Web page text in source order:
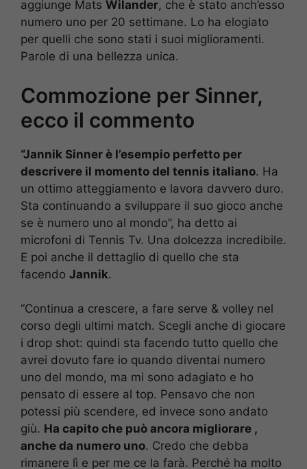
aggiunge Mats Wilander, che è stato anch’esso
numero uno per 20 settimane. Lo ha elogiato
per quelli che sono stati i suoi miglioramenti.
Parole di una bellezza unica.
Commozione per Sinner,
ecco il commento
“Jannik Sinner è l’esempio perfetto per
descrivere il momento del tennis italiano. Ha
un ottimo atteggiamento e lavora davvero duro.
Sta continuando a sviluppare il suo gioco anche
se è numero uno al mondo”, ha detto ai
microfoni di Tennis Tv. Una dolcezza incredibile.
E poi anche il dettaglio di quello che sta
facendo Jannik.
“Continua a crescere, a fare serve & volley nel
corso degli ultimi match. Scegli anche di giocare
i drop shot: quindi sta facendo tutto quello che
avrei dovuto fare io quando diventai numero
uno del mondo, ma mi sono adagiato e ho
pensato di essere al top. Pensavo che non
potessi più scendere, ed invece sono andato
giù. Ha capito che può ancora migliorare ,
anche da numero uno. Credo che debba
rimanere lì e per me ce la farà. Perché ha molto